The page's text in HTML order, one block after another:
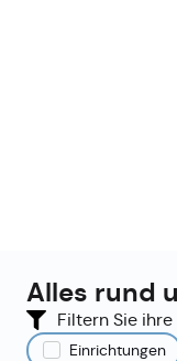
Alles rund
Filtern Sie ihre
Einrichtungen